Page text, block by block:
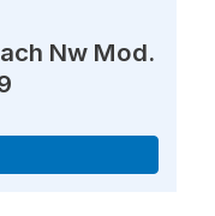
Nw Mod.